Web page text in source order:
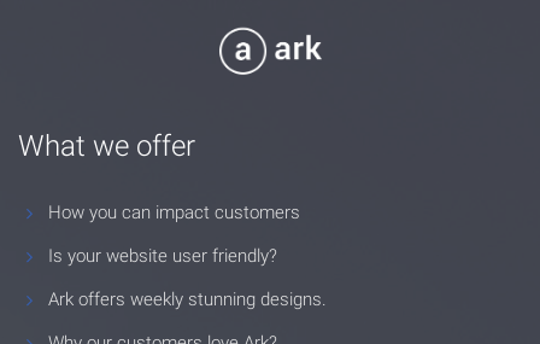
What we offer
How you can impact customers
Is your website user friendly?
Ark offers weekly stunning designs.